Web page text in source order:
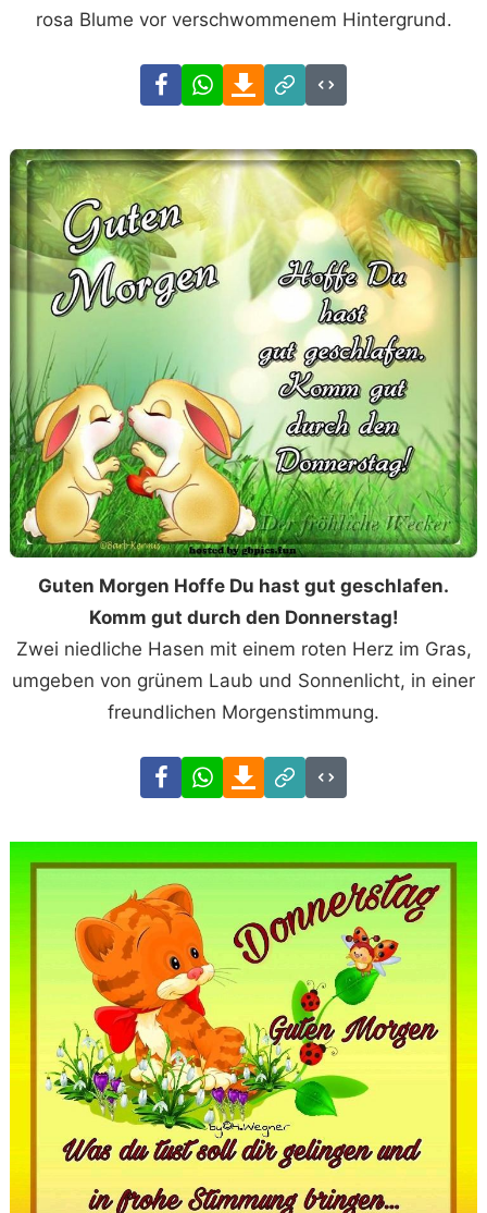
rosa Blume vor verschwommenem Hintergrund.
FacebookWhatsAppDownload
Link
Code
Guten Morgen Hoffe Du hast gut geschlafen.
Komm gut durch den Donnerstag!
Zwei niedliche Hasen mit einem roten Herz im Gras,
umgeben von grünem Laub und Sonnenlicht, in einer
freundlichen Morgenstimmung.
FacebookWhatsAppDownload
Link
Code